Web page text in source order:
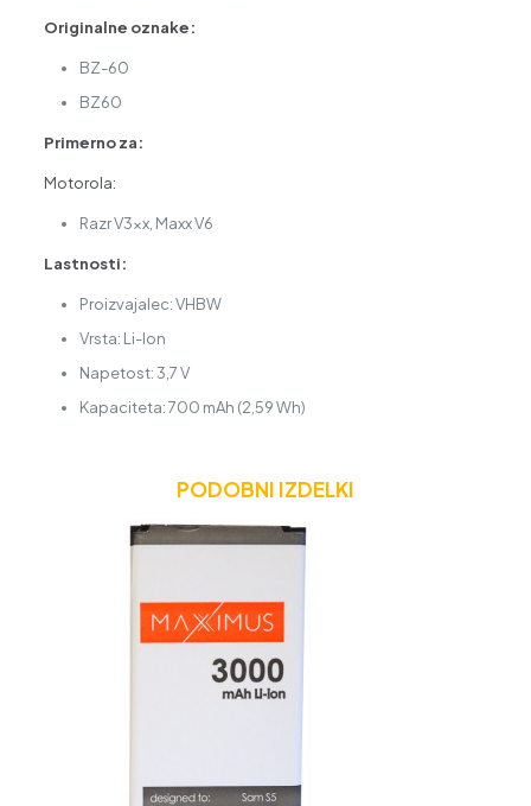
Originalne oznake:
BZ-60
BZ60
Primerno za:
Motorola:
Razr V3xx, Maxx V6
Lastnosti:
Proizvajalec: VHBW
Vrsta: Li-Ion
Napetost: 3,7 V
Kapaciteta: 700 mAh (2,59 Wh)
PODOBNI IZDELKI